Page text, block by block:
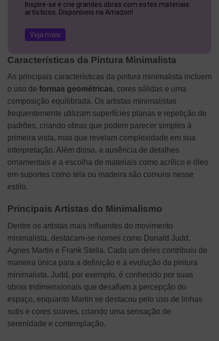
Inspire-se e crie grandes obras com estes materiais
artísticos. Disponíveis na Amazon!
Veja mais
Características da Pintura Minimalista
As principais características da pintura minimalista incluem
o uso de formas geométricas, cores sólidas e uma
composição equilibrada. Os artistas minimalistas
frequentemente utilizam superfícies planas e repetição de
padrões, criando obras que podem parecer simples à
primeira vista, mas que revelam complexidade em sua
interpretação. Além disso, a ausência de detalhes
ornamentais e a escolha de materiais como acrílico e óleo
em suportes como tela ou madeira são comuns nesse
estilo.
Principais Artistas do Minimalismo
Dentre os artistas mais influentes do movimento
minimalista, destacam-se nomes como Donald Judd,
Agnes Martin e Frank Stella. Cada um deles contribuiu de
maneira única para a definição e a evolução da pintura
minimalista. Judd, por exemplo, é conhecido por suas
obras tridimensionais que desafiam a percepção do
espaço, enquanto Martin se destacou pelo uso de linhas
sutis e cores suaves, criando uma sensação de
serenidade e contemplação.